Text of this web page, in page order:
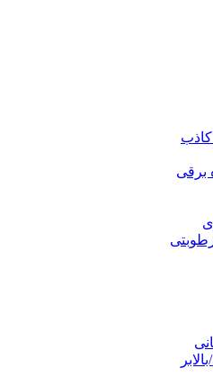
برقی